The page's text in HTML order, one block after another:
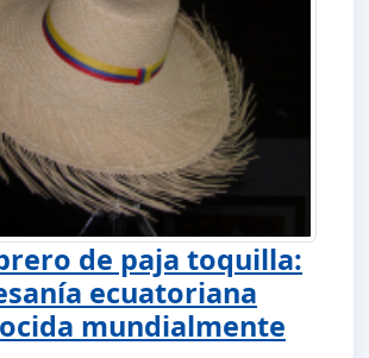
de paja toquilla:
ecuatoriana
mundialmente